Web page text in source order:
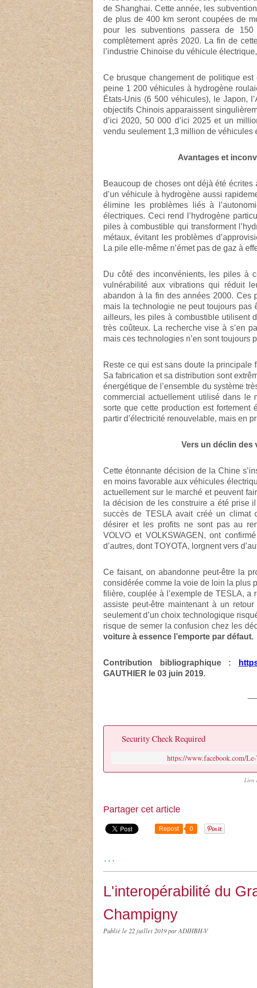
de Shanghai. Cette année, les
de plus de 400 km seront coupées de
pour les subventions passera de
complètement après 2020. La fin de
l’industrie Chinoise du véhicule
Ce brusque changement de politique est
peine 1 200 véhicules à hydrogène
États-Unis (6 500 véhicules), le Japon,
objectifs Chinois apparaissent
d’ici 2020, 50 000 d’ici 2025 et un
vendu seulement 1,3 million de véhicules
Avantages et
Beaucoup de choses ont déjà été
d’un véhicule à hydrogène aussi
élimine les problèmes liés à
électriques. Ceci rend l’hydrogène
piles à combustible qui transforment
métaux, évitant les problèmes
La pile elle-même n’émet pas de gaz à
Du côté des inconvénients, les piles à
vulnérabilité aux vibrations qui réduit
abandon à la fin des années 2000. Ces
mais la technologie ne peut toujours pas
ailleurs, les piles à combustible utilisent
très coûteux. La recherche vise à s’en
mais ces technologies n’en sont toujours
Reste ce qui est sans doute la principale
Sa fabrication et sa distribution sont
énergétique de l’ensemble du système
commercial actuellement utilisé dans
sorte que cette production est fortement
partir d’électricité renouvelable, mais en
Vers un déclin des
Cette étonnante décision de la Chine
en moins favorable aux véhicules
actuellement sur le marché et peuvent
la décision de les construire a été prise
succès de TESLA avait créé un climat
désirer et les profits ne sont pas au
VOLVO et VOLKSWAGEN, ont
d’autres, dont TOYOTA, lorgnent vers
Ce faisant, on abandonne peut-être la
considérée comme la voie de loin la plus
filière, couplée à l’exemple de TESLA, a
assiste peut-être maintenant à un
seulement d’un choix technologique
risque de semer la confusion chez les
voiture à essence l’emporte par défaut.
Contribution bibliographique :
GAUTHIER le 03 juin 2019.
Security Check Required
https://www.facebook.com/
Lien
Partager cet article
Repost 0
…
L'interopérabilité du
Champigny
Publié le 22 juillet 2019par ADIHBH-V